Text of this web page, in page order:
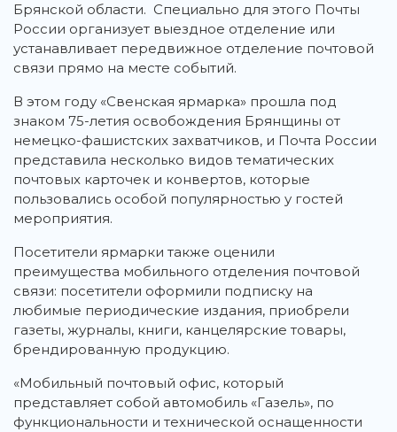
Брянской области. Специально для этого Почты
России организует выездное отделение или
устанавливает передвижное отделение почтовой
связи прямо на месте событий.
В этом году «Свенская ярмарка» прошла под
знаком 75-летия освобождения Брянщины от
немецко-фашистских захватчиков, и Почта России
представила несколько видов тематических
почтовых карточек и конвертов, которые
пользовались особой популярностью у гостей
мероприятия.
Посетители ярмарки также оценили
преимущества мобильного отделения почтовой
связи: посетители оформили подписку на
любимые периодические издания, приобрели
газеты, журналы, книги, канцелярские товары,
брендированную продукцию.
«Мобильный почтовый офис, который
представляет собой автомобиль «Газель», по
функциональности и технической оснащенности